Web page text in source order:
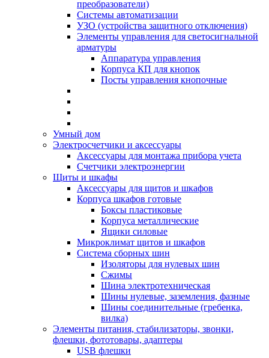
преобразователи)
Системы автоматизации
УЗО (устройства защитного отключения)
Элементы управления для светосигнальной
арматуры
Аппаратура управления
Корпуса КП для кнопок
Посты управления кнопочные
Умный дом
Электросчетчики и аксессуары
Аксессуары для монтажа прибора учета
Счетчики электроэнергии
Щиты и шкафы
Аксессуары для щитов и шкафов
Корпуса шкафов готовые
Боксы пластиковые
Корпуса металлические
Ящики силовые
Микроклимат щитов и шкафов
Система сборных шин
Изоляторы для нулевых шин
Сжимы
Шина электротехническая
Шины нулевые, заземления, фазные
Шины соединительные (гребенка,
вилка)
Элементы питания, стабилизаторы, звонки,
флешки, фототовары, адаптеры
USB флешки